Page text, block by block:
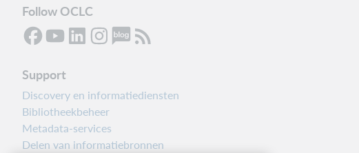
Follow OCLC
Support
Discovery en informatiediensten
Bibliotheekbeheer
Metadata-services
Delen van informatiebronnen